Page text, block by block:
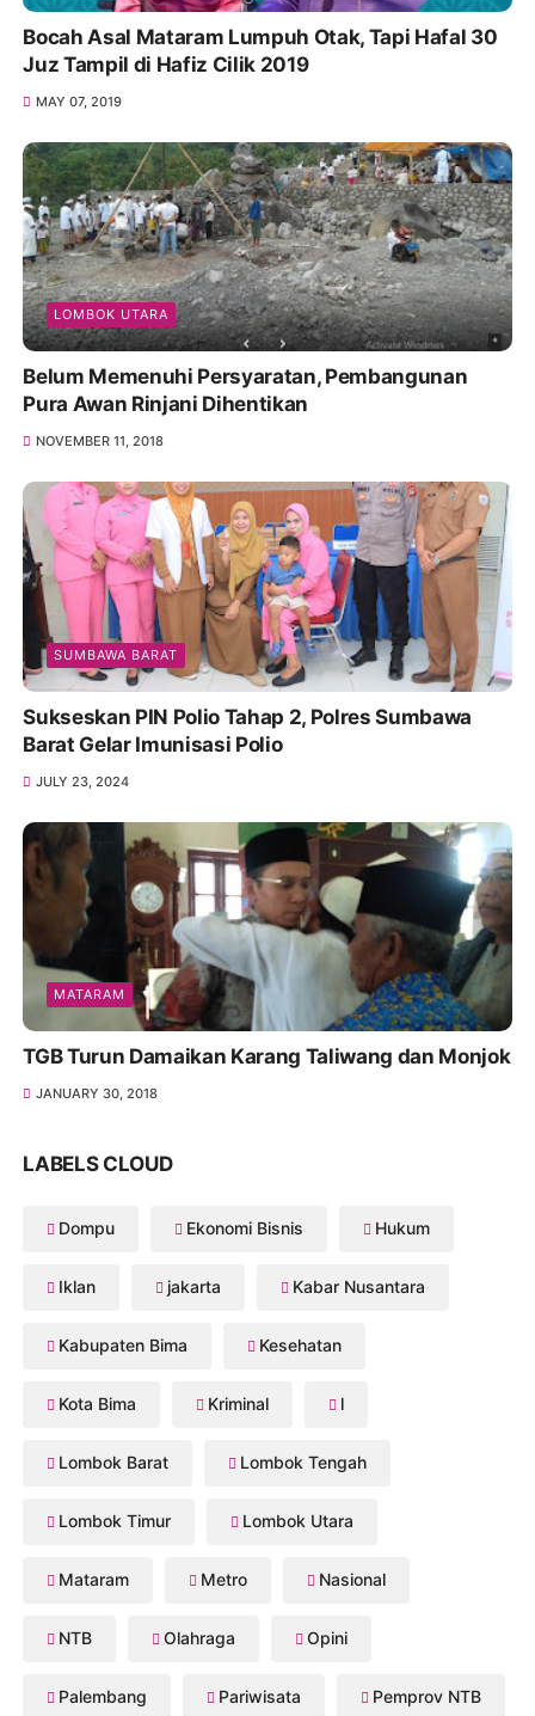
Bocah Asal Mataram Lumpuh Otak, Tapi Hafal 30
Juz Tampil di Hafiz Cilik 2019
MAY 07, 2019
LOMBOK UTARA
Belum Memenuhi Persyaratan, Pembangunan
Pura Awan Rinjani Dihentikan
NOVEMBER 11, 2018
SUMBAWA BARAT
Sukseskan PIN Polio Tahap 2, Polres Sumbawa
Barat Gelar Imunisasi Polio
JULY 23, 2024
MATARAM
TGB Turun Damaikan Karang Taliwang dan Monjok
JANUARY 30, 2018
LABELS CLOUD
Dompu Ekonomi Bisnis Hukum
Iklan jakarta Kabar Nusantara
Kabupaten Bima Kesehatan
Kota Bima Kriminal l
Lombok Barat Lombok Tengah
Lombok Timur Lombok Utara
Mataram Metro Nasional
NTB Olahraga Opini
Palembang Pariwisata Pemprov NTB